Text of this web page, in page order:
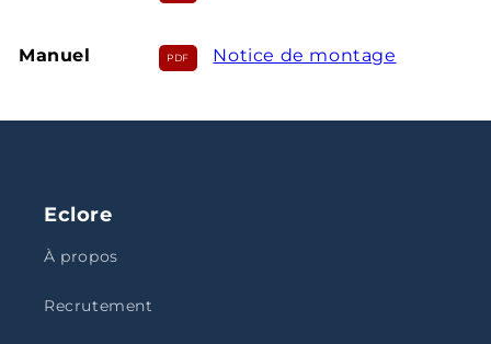
Manuel Notice de montage
Eclore
À propos
Recrutement